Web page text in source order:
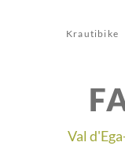
Krautibike
Val